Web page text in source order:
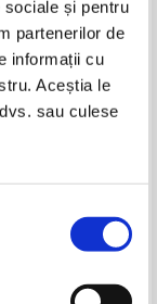
sociale și pentru
partenerilor de
informații cu
Aceștia le
sau culese
Lei
-30%
- Comandantul